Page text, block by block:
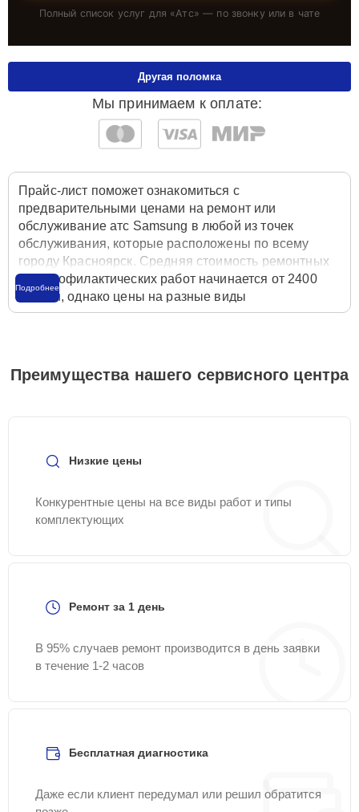
Полный список услуг для «Атс» — по звонку или в чате
Мы принимаем к оплате:
Другая поломка
Прайс-лист поможет ознакомиться с
предварительными ценами на ремонт или
обслуживание атс Samsung в любой из точек
обслуживания, которые расположены по всему
городу Красноярск. Средняя стоимость ремонтных
или профилактических работ начинается от 2400
рублей, однако цены на разные виды
комплектующих могут различаться. Полную
службы заботы о клиентах. Для расчета итоговой
стоимости ремонта атс достаточно позвонить по
Подробнее
Преимущества нашего сервисного центра
Низкие цены
Конкурентные цены на все виды работ и типы
комплектующих
Ремонт за 1 день
В 95% случаев ремонт производится в день заявки
в течение 1-2 часов
Бесплатная диагностика
Даже если клиент передумал или решил обратится